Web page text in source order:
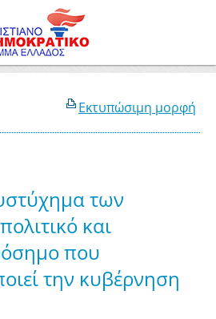
Εκτυπώσιμη μορφή
των
και
που
την κυβέρνηση